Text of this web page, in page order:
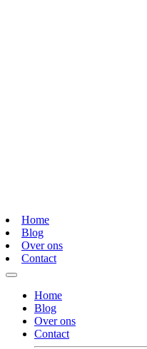
Home
Blog
Over ons
Contact
Home
Blog
Over ons
Contact